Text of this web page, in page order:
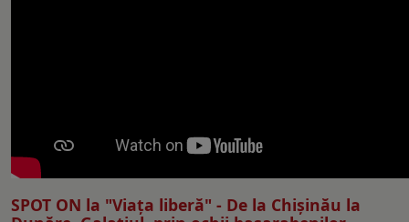
SPOT ON la "Viaţa liberă" - De la Chișinău la